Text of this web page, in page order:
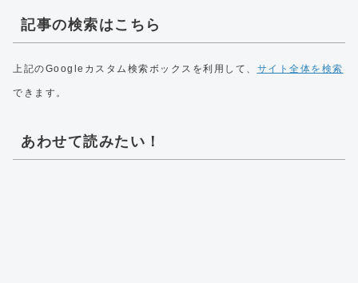
記事の検索はこちら
上記のGoogleカスタム検索ボックスを利用して、 サイト全体を検索
できます。
あわせて読みたい！